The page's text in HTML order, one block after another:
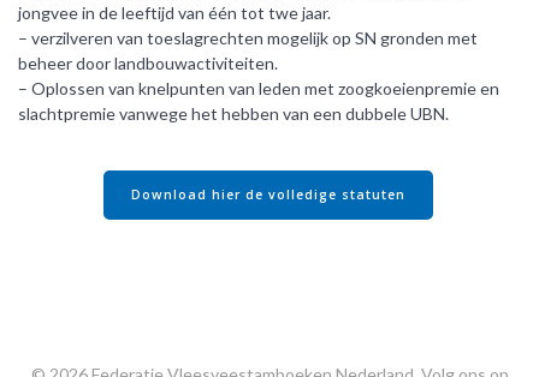
jongvee in de leeftijd van één tot twe jaar.
– verzilveren van toeslagrechten mogelijk op SN gronden met
beheer door landbouwactiviteiten.
– Oplossen van knelpunten van leden met zoogkoeienpremie en
slachtpremie vanwege het hebben van een dubbele UBN.
Download hier de volledige statuten